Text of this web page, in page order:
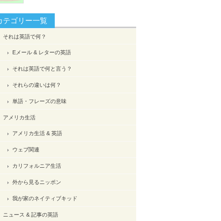
テゴリー一覧
それは英語で何？
Eメール & レターの英語
それは英語で何と言う？
それらの違いは何？
単語・フレーズの意味
アメリカ生活
アメリカ生活 & 英語
ウェブ関連
カリフォルニア生活
外から見るニッポン
我が家のネイティブキッド
ニュース & 記事の英語